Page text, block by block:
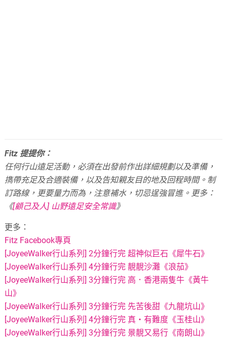
Fitz 提提你：
任何行山遠足活動，必須在出發前作出詳細規劃以及準備，
擕帶充足及合適裝備，以及告知親友目的地及回程時間。 制
訂路線，更要量力而為，注意補水，切忌逞強冒進。 更多：
《[顧己及人] 山野遠足安全常識》
更多：
Fitz Facebook專頁
[JoyeeWalker行山系列] 2分鐘行完 超神似巨石《犀牛石》
[JoyeeWalker行山系列] 4分鐘行完 靚靚沙灘《浪茄》
[JoyeeWalker行山系列] 3分鐘行完 高．香港兩隻牛《黃牛
山》
[JoyeeWalker行山系列] 3分鐘行完 先苦後甜《九龍坑山》
[JoyeeWalker行山系列] 4分鐘行完 真・有難度《玉桂山》
[JoyeeWalker行山系列] 3分鐘行完 景靚又易行《南朗山》